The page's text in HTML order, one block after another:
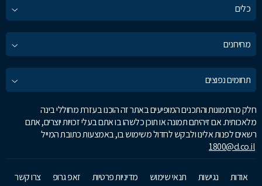
כלים
מחירונים
תחומים נפוצים
חלק מהתמונות והתכנים המופיעים באתר זה הוכנו בעזרת מחוללי בינה
מלאכותית. אם זיהיתם תמונה או תוכן כלשהו בו אתם בעלי זכויות יוצרים, אתם
רשאים לפנות אלינו ולבקש לחדול משימוש בו, באמצעות כתובת המייל
1800@d.co.il
אודות נגישות תנאי שימוש מדיניות פרטיות זאפ גרופ צרו קשר